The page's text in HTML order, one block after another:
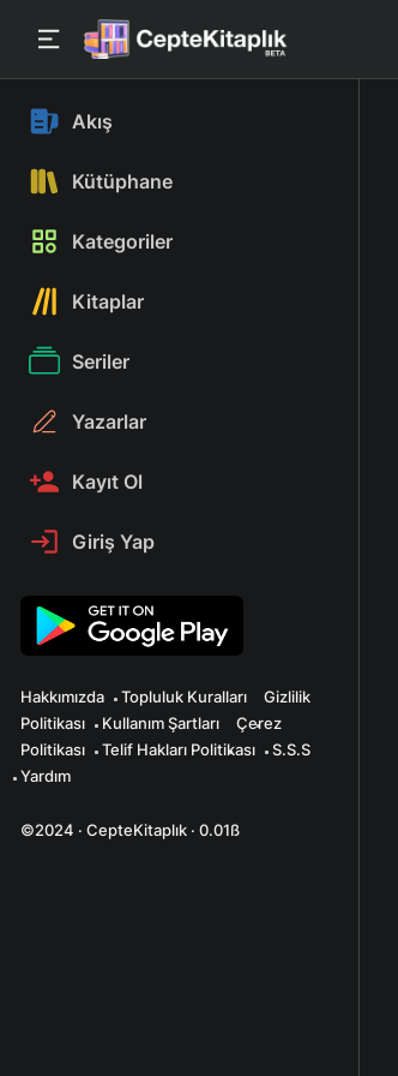
Akış
Kütüphane
Kategoriler
Kitaplar
Seriler
Yazarlar
Kayıt Ol
Giriş Yap
Hakkımızda Topluluk Kuralları
Gizlilik
Politikası
Kullanım Şartları
Çerez
Politikası
Telif Hakları Politikası
S.S.S
Yardım
©2024 · CepteKitaplık · 0.01ß